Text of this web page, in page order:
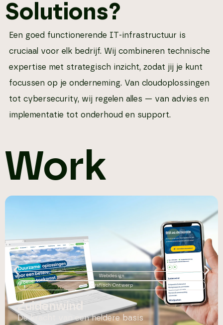
Solutions?
Een goed functionerende IT-infrastructuur is
cruciaal voor elk bedrijf. Wij combineren technische
expertise met strategisch inzicht, zodat jij je kunt
focussen op je onderneming. Van cloudoplossingen
tot cybersecurity, wij regelen alles — van advies en
implementatie tot onderhoud en support.
Work
Webdesign
Grafisch Ontwerp
Zuidenwind
De kracht van een heldere basis